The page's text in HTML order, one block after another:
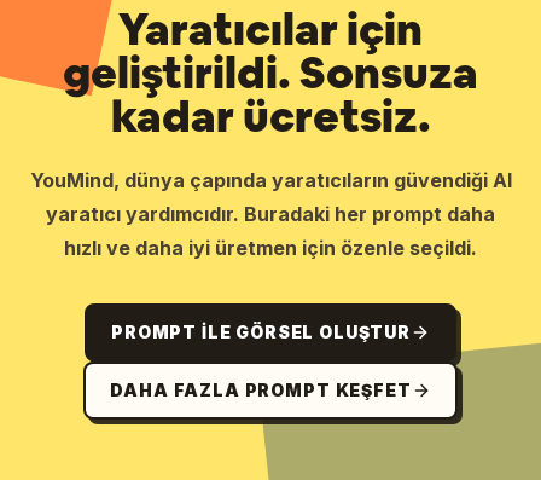
Yaratıcılar için
geliştirildi. Sonsuza
kadar ücretsiz.
YouMind, dünya çapında yaratıcıların güvendiği AI
yaratıcı yardımcıdır. Buradaki her prompt daha
hızlı ve daha iyi üretmen için özenle seçildi.
PROMPT ILE GÖRSEL OLUŞTUR
DAHA FAZLA PROMPT KEŞFET